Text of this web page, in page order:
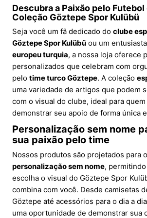
Descubra a Paixão pelo Futebol
Coleção Göztepe Spor Kulübü
Seja você um fã dedicado do clube
Göztepe Spor Kulübü ou um
europeu turquia, a nossa loja oferece
personalizados que celebram com
pelo time turco Göztepe. A coleção
uma variedade de artigos que podem
com o visual do clube, ideal para
demonstrar seu apoio de forma única
Personalização sem nome
sua paixão pelo time
Nossos produtos são projetados para
personalização sem nome,
escolha o visual do Göztepe Spor
combina com você. Desde camisetas
Göztepe até acessórios para o dia a
uma oportunidade de demonstrar sua